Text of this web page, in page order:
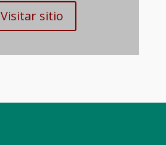
Visitar sitio